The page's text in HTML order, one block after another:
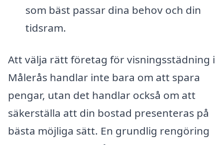
som bäst passar dina behov och din
tidsram.
Att välja rätt företag för visningsstädning i
Målerås handlar inte bara om att spara
pengar, utan det handlar också om att
säkerställa att din bostad presenteras på
bästa möjliga sätt. En grundlig rengöring